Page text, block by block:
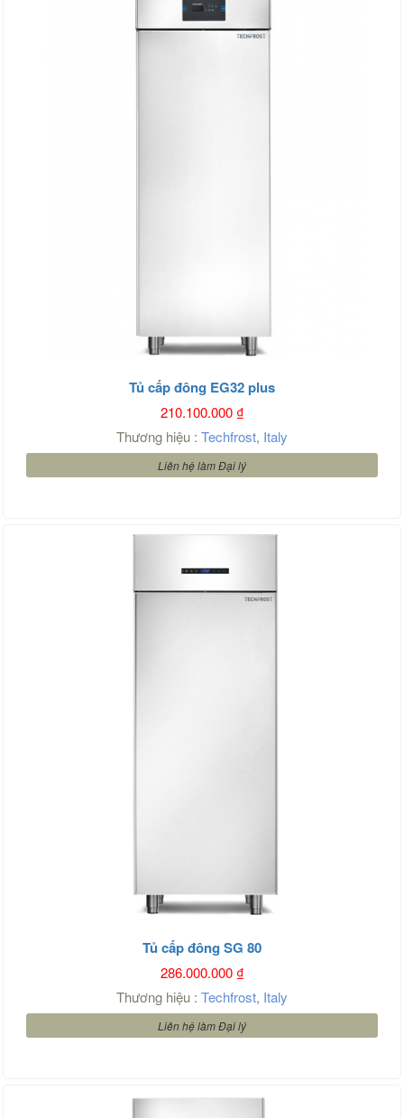
Tủ cấp đông EG32 plus
210.100.000₫
Thương hiệu : Techfrost, Italy
Liên hệ làm Đại lý
Tủ cấp đông SG 80
286.000.000₫
Thương hiệu : Techfrost, Italy
Liên hệ làm Đại lý